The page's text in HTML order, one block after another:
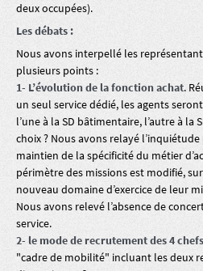
deux occupées).
Les débats :
Nous avons interpellé les
plusieurs points :
1- L’évolution de la fonction achat.
un seul service dédié, les agents
l’une à la SD bâtimentaire, l’autre à la
choix ? Nous avons relayé
maintien de la spécificité du métier
périmètre des missions est modifié,
nouveau domaine d’exercice de leur
Nous avons relevé l’absence de
service.
2- le mode de recrutement des 4
"cadre de mobilité" incluant les deux